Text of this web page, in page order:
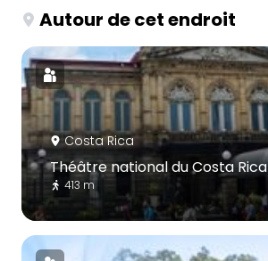
Autour de cet endroit
Costa Rica
Théâtre national du Costa Rica
413 m